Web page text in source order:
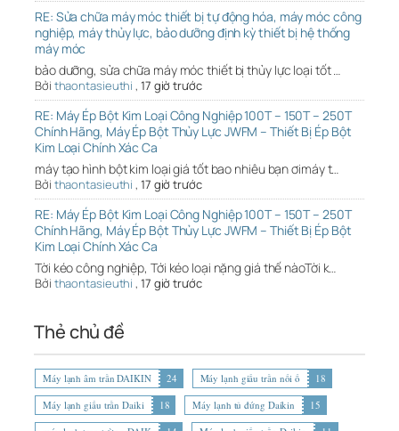
RE: Sửa chữa máy móc thiết bị tự động hóa, máy móc công
nghiệp, máy thủy lực, bảo dưỡng định kỳ thiết bị hệ thống
máy móc
bảo dưỡng, sửa chữa máy móc thiết bị thủy lực loại tốt …
Bởi thaontasieuthi , 17 giờ trước
RE: Máy Ép Bột Kim Loại Công Nghiệp 100T – 150T – 250T
Chính Hãng, Máy Ép Bột Thủy Lực JWFM – Thiết Bị Ép Bột
Kim Loại Chính Xác Ca
máy tạo hình bột kim loại giá tốt bao nhiêu bạn ơimáy t…
Bởi thaontasieuthi , 17 giờ trước
RE: Máy Ép Bột Kim Loại Công Nghiệp 100T – 150T – 250T
Chính Hãng, Máy Ép Bột Thủy Lực JWFM – Thiết Bị Ép Bột
Kim Loại Chính Xác Ca
Tời kéo công nghiệp, Tới kéo loại nặng giá thế nàoTời k…
Bởi thaontasieuthi , 17 giờ trước
Thẻ chủ đề
Máy lạnh âm trần DAIKIN 24 Máy lạnh giấu trần nối ố
18
Máy lạnh giấu trần Daiki
18 Máy lạnh tủ đứng Daikin
15